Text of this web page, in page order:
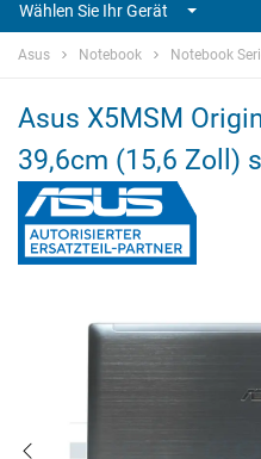
Wählen Sie Ihr Gerät
Asus Notebook Notebook
Asus X5MSM
39,6cm (15,6 Zoll)